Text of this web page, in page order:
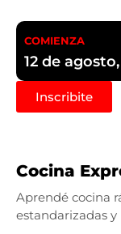
COMIENZA
12 de
Inscribite
Cocina
Aprendé cocina
estandarizadas